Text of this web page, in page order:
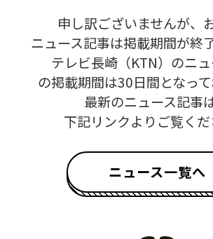
申し訳ございませんが、
ニュース記事は掲載期間が終
テレビ長崎（KTN）のニ
の掲載期間は30日間となって
最新のニュース記事は
下記リンクよりご覧くだ
ニュース一覧へ